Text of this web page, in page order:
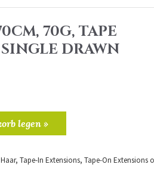
70G, TAPE
DRAWN
legen »
Tape-In Extensions, Tape-On Extensions